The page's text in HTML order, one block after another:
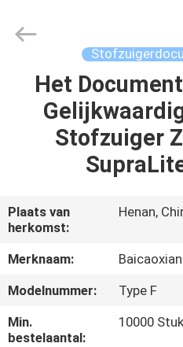
HUIS
PRODUCTEN
ONS
FABRIEKSREIS
Rights
Het
Stofzuiger
Plaats van
herkomst:
Henan,
Merknaam:
Modelnummer:
Type F
Min.
bestelaantal:
10000